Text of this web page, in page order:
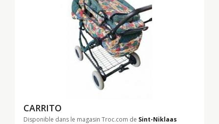
CARRITO
Disponible dans le magasin Troc.com de Sint-Niklaas